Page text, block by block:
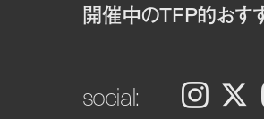
開催中のTFP的おす
social: Instagram 𝕏